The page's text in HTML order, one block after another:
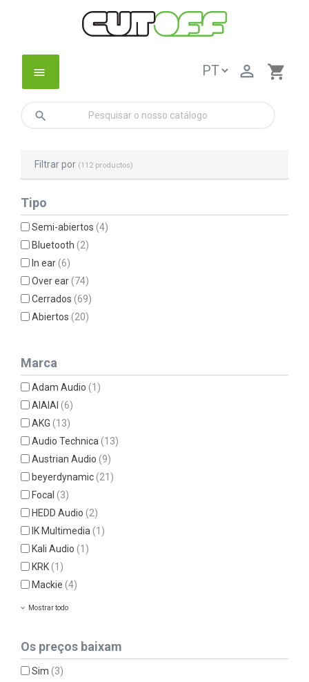
menu shopping_cart

search
Filtrar por (112 productos)
Tipo
Semi-abiertos(4)
Bluetooth(2)
In ear(6)
Over ear(74)
Cerrados(69)
Abiertos(20)
Marca
Adam Audio(1)
AIAIAI(6)
AKG(13)
Audio Technica(13)
Austrian Audio(9)
beyerdynamic(21)
Focal(3)
HEDD Audio(2)
IK Multimedia(1)
Kali Audio(1)
KRK(1)
Mackie(4)
Mostrar todo
Os preços baixam
Sim(3)